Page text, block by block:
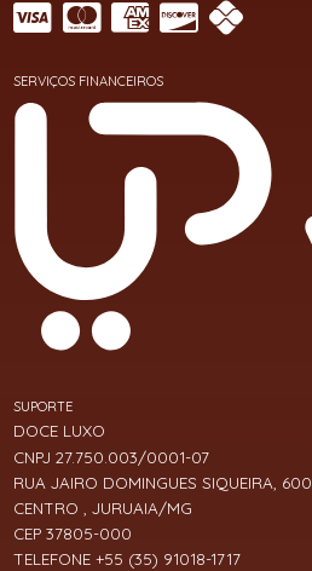
SERVIÇOS FINANCEIROS
SUPORTE
DOCE LUXO
CNPJ 27.750.003/0001-07
RUA JAIRO DOMINGUES SIQUEIRA, 600
CENTRO , JURUAIA/MG
CEP 37805-000
TELEFONE +55 (35) 91018-1717